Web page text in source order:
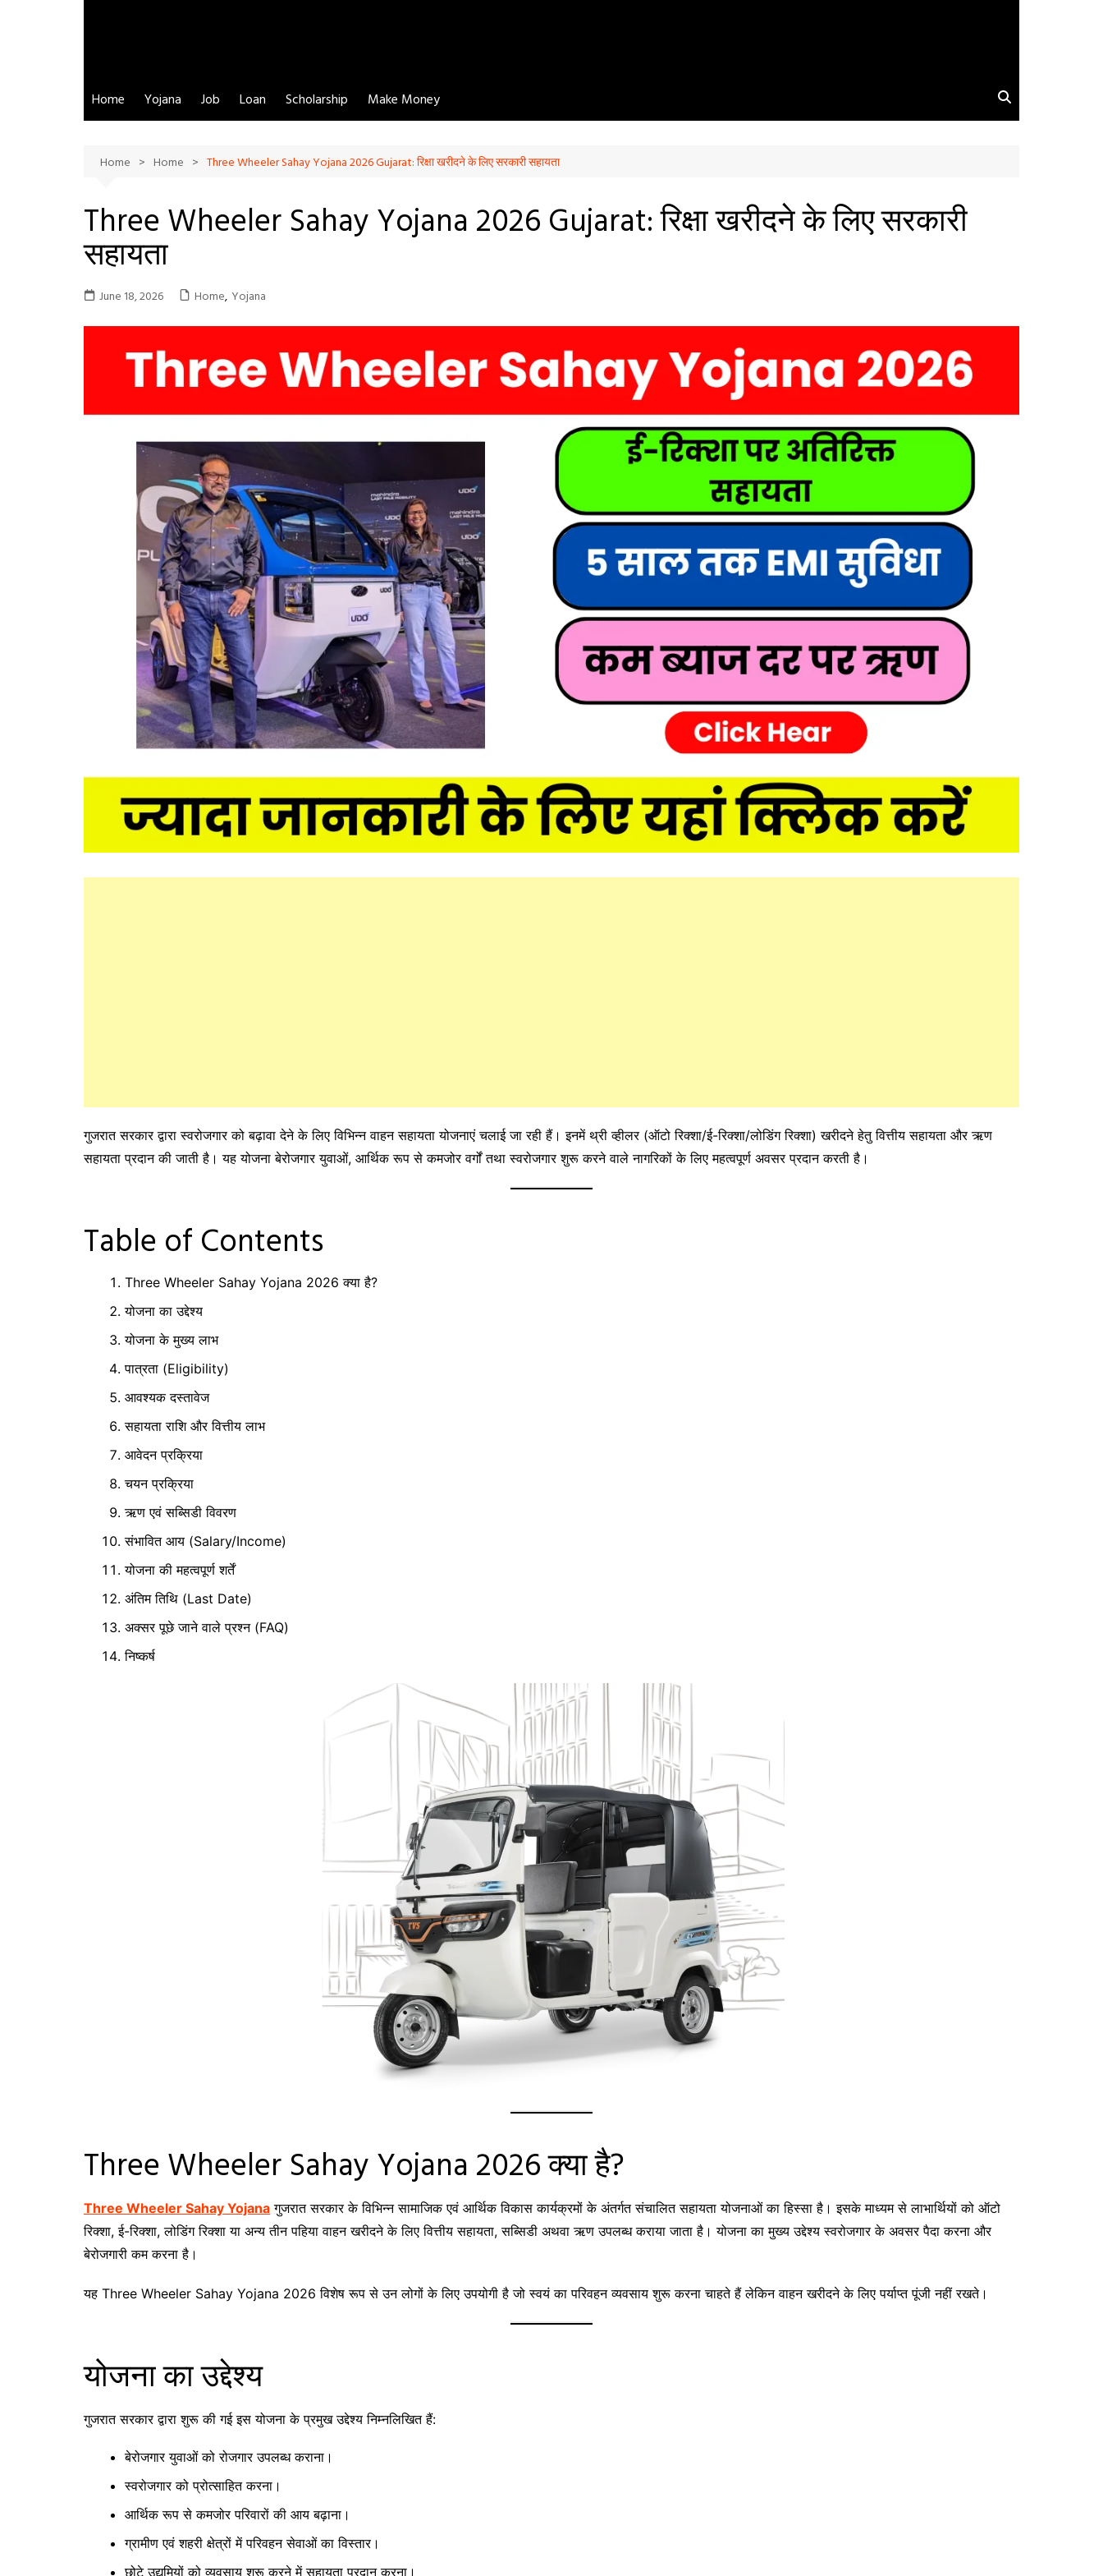
Home Yojana Job Loan Scholarship Make Money
Home Home Three Wheeler Sahay Yojana 2026 Gujarat: रिक्षा खरीदने के लिए सरकारी सहायता
Three Wheeler Sahay Yojana 2026 Gujarat: रिक्षा खरीदने के लिए सरकारी
सहायता
June 18, 2026 Home, Yojana
गुजरात सरकार द्वारा स्वरोजगार को बढ़ावा देने के लिए विभिन्न वाहन सहायता योजनाएं चलाई जा रही हैं। इनमें थ्री व्हीलर (ऑटो रिक्शा/ई-रिक्शा/लोडिंग रिक्शा) खरीदने हेतु वित्तीय सहायता और ऋण
सहायता प्रदान की जाती है। यह योजना बेरोजगार युवाओं, आर्थिक रूप से कमजोर वर्गों तथा स्वरोजगार शुरू करने वाले नागरिकों के लिए महत्वपूर्ण अवसर प्रदान करती है।
Table of Contents
Three Wheeler Sahay Yojana 2026 क्या है?
योजना का उद्देश्य
योजना के मुख्य लाभ
पात्रता (Eligibility)
आवश्यक दस्तावेज
सहायता राशि और वित्तीय लाभ
आवेदन प्रक्रिया
चयन प्रक्रिया
ऋण एवं सब्सिडी विवरण
संभावित आय (Salary/Income)
योजना की महत्वपूर्ण शर्तें
अंतिम तिथि (Last Date)
अक्सर पूछे जाने वाले प्रश्न (FAQ)
निष्कर्ष
Three Wheeler Sahay Yojana 2026 क्या है?
Three Wheeler Sahay Yojana गुजरात सरकार के विभिन्न सामाजिक एवं आर्थिक विकास कार्यक्रमों के अंतर्गत संचालित सहायता योजनाओं का हिस्सा है। इसके माध्यम से लाभार्थियों को ऑटो
रिक्शा, ई-रिक्शा, लोडिंग रिक्शा या अन्य तीन पहिया वाहन खरीदने के लिए वित्तीय सहायता, सब्सिडी अथवा ऋण उपलब्ध कराया जाता है। योजना का मुख्य उद्देश्य स्वरोजगार के अवसर पैदा करना और
बेरोजगारी कम करना है।
यह Three Wheeler Sahay Yojana 2026 विशेष रूप से उन लोगों के लिए उपयोगी है जो स्वयं का परिवहन व्यवसाय शुरू करना चाहते हैं लेकिन वाहन खरीदने के लिए पर्याप्त पूंजी नहीं रखते।
योजना का उद्देश्य
गुजरात सरकार द्वारा शुरू की गई इस योजना के प्रमुख उद्देश्य निम्नलिखित हैं:
बेरोजगार युवाओं को रोजगार उपलब्ध कराना।
स्वरोजगार को प्रोत्साहित करना।
आर्थिक रूप से कमजोर परिवारों की आय बढ़ाना।
ग्रामीण एवं शहरी क्षेत्रों में परिवहन सेवाओं का विस्तार।
छोटे उद्यमियों को व्यवसाय शुरू करने में सहायता प्रदान करना।